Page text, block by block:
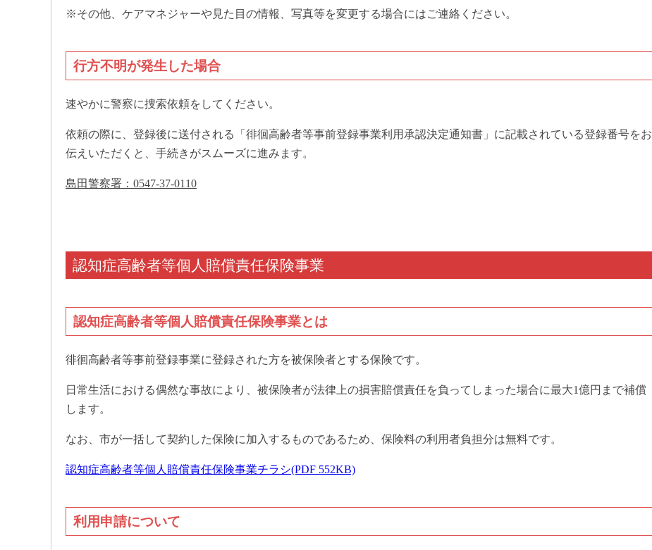
※その他、ケアマネジャーや見た目の情報、写真等を変更する場合にはご連絡ください。
行方不明が発生した場合
速やかに警察に捜索依頼をしてください。
依頼の際に、登録後に送付される「徘徊高齢者等事前登録事業利用承認決定通知書」に記載されている登録番号をお
伝えいただくと、手続きがスムーズに進みます。
島田警察署：0547‐37‐0110
認知症高齢者等個人賠償責任保険事業
認知症高齢者等個人賠償責任保険事業とは
徘徊高齢者等事前登録事業に登録された方を被保険者とする保険です。
日常生活における偶然な事故により、被保険者が法律上の損害賠償責任を負ってしまった場合に最大1億円まで補償
します。
なお、市が一括して契約した保険に加入するものであるため、保険料の利用者負担分は無料です。
認知症高齢者等個人賠償責任保険事業チラシ(PDF 552KB)
利用申請について